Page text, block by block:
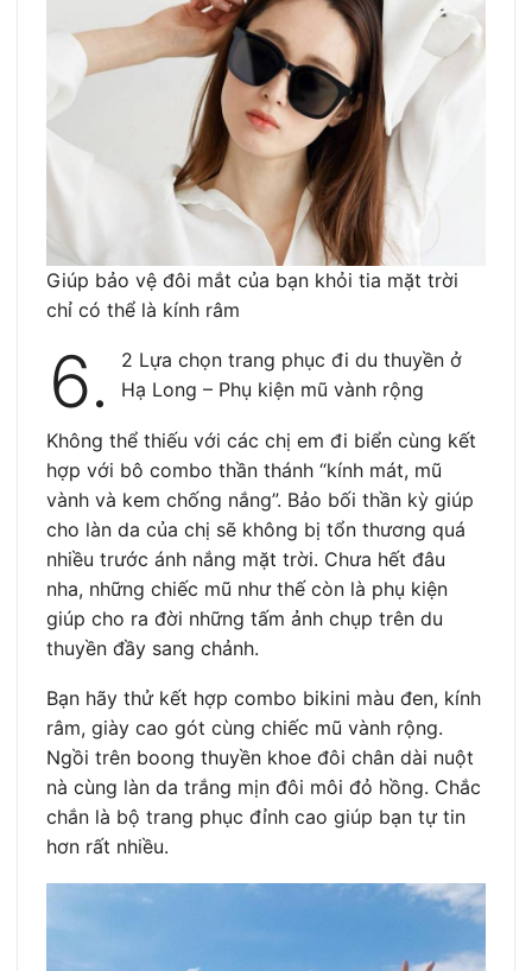
Giúp bảo vệ đôi mắt của bạn khỏi tia mặt trời
chỉ có thể là kính râm
6.
2 Lựa chọn trang phục đi du thuyền ở
Hạ Long – Phụ kiện mũ vành rộng
Không thể thiếu với các chị em đi biển cùng kết
hợp với bô combo thần thánh “kính mát, mũ
vành và kem chống nắng”. Bảo bối thần kỳ giúp
cho làn da của chị sẽ không bị tổn thương quá
nhiều trước ánh nắng mặt trời. Chưa hết đâu
nha, những chiếc mũ như thế còn là phụ kiện
giúp cho ra đời những tấm ảnh chụp trên du
thuyền đầy sang chảnh.
Bạn hãy thử kết hợp combo bikini màu đen, kính
râm, giày cao gót cùng chiếc mũ vành rộng.
Ngồi trên boong thuyền khoe đôi chân dài nuột
nà cùng làn da trắng mịn đôi môi đỏ hồng. Chắc
chắn là bộ trang phục đỉnh cao giúp bạn tự tin
hơn rất nhiều.